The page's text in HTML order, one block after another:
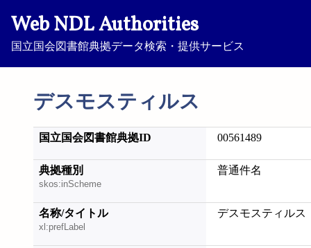
Web NDL Authorities
国立国会図書館典拠データ検索・提供サービス
デスモスティルス
国立国会図書館典拠ID 00561489
典拠種別
skos:inScheme
普通件名
名称/タイトル
xl:prefLabel
デスモスティルス